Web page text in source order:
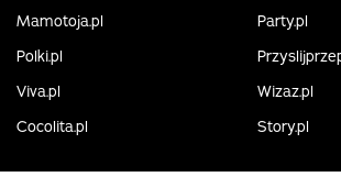
Mamotoja.pl
Party.pl
Polki.pl
Viva.pl
Wizaz.pl
Cocolita.pl
Story.pl